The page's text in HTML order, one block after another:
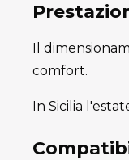
Il
comfort.
In Sicilia